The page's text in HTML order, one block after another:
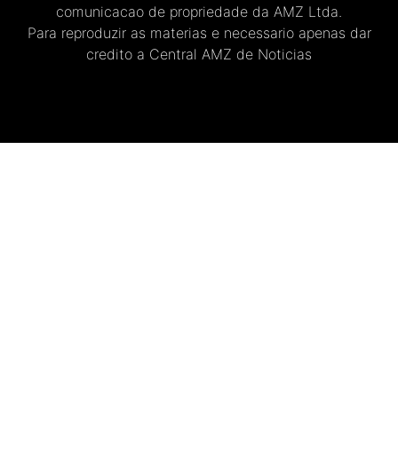
comunicacao de propriedade da AMZ Ltda.
Para reproduzir as materias e necessario apenas dar
credito a Central AMZ de Noticias